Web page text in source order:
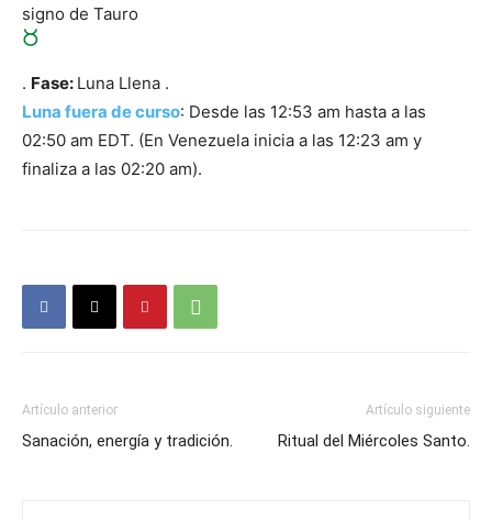
signo de Tauro
. Fase: Luna Llena .
Luna fuera de curso: Desde las 12:53 am hasta a las
02:50 am EDT. (En Venezuela inicia a las 12:23 am y
finaliza a las 02:20 am).
Artículo anterior
Sanación, energía y tradición.
Artículo siguiente
Ritual del Miércoles Santo.